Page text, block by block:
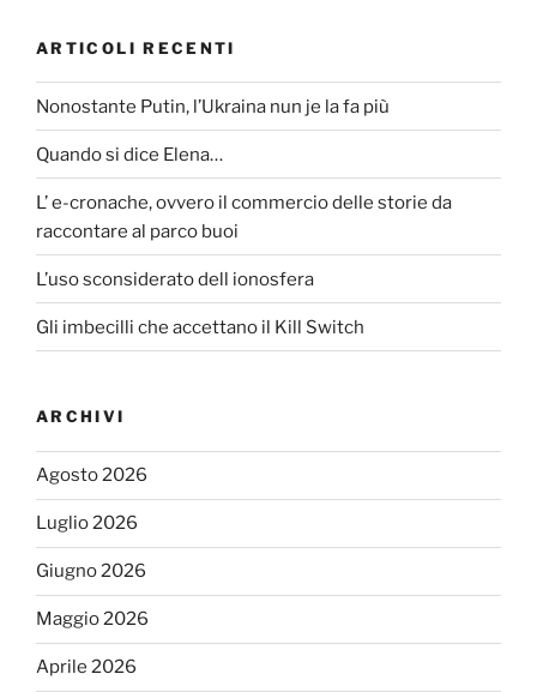
k
ARTICOLI RECENTI
Nonostante Putin, l’Ukraina nun je la fa più
Quando si dice Elena…
L’ e-cronache, ovvero il commercio delle storie da
raccontare al parco buoi
L’uso sconsiderato dell ionosfera
Gli imbecilli che accettano il Kill Switch
ARCHIVI
Agosto 2026
Luglio 2026
Giugno 2026
Maggio 2026
Aprile 2026